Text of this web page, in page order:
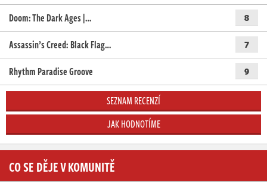
Doom: The Dark Ages |… 8
Assassin’s Creed: Black Flag… 7
Rhythm Paradise Groove 9
SEZNAM RECENZÍ
JAK HODNOTÍME
CO SE DĚJE V KOMUNITĚ